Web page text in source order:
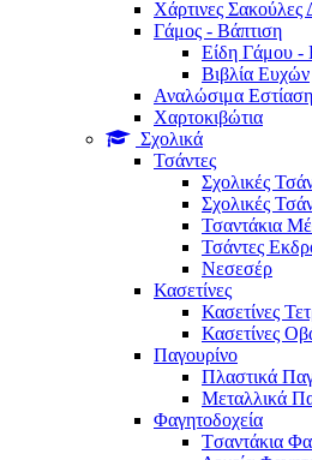
Χάρτινες
Γάμος - Βάπτιση
Είδη Γάμου -
Βιβλία Ευχών
Αναλώσιμα
Χαρτοκιβώτια
Σχολικά
Τσάντες
Σχολικές
Σχολικές
Τσαντάκια
Τσάντες
Νεσεσέρ
Κασετίνες
Κασετίνες
Κασετίνες
Παγουρίνo
Πλαστικά
Μεταλλικά
Φαγητοδοχεία
Tσαντάκια